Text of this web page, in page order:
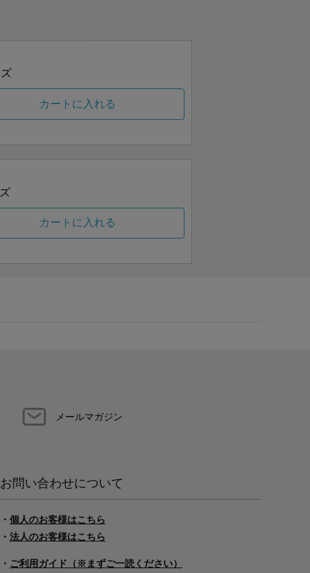
カートに入れる
カートに入れる
メールマガジン
お問い合わせについて
・ 個人のお客様はこちら
・ 法人のお客様はこちら
・ ご利用ガイド（※まずご一読ください）